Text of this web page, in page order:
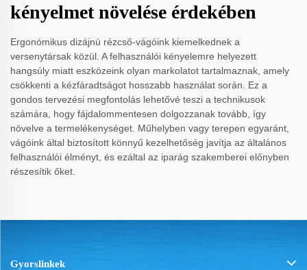
kényelmet növelése érdekében
Ergonómikus dizájnú rézcső-vágóink kiemelkednek a
versenytársak közül. A felhasználói kényelemre helyezett
hangsúly miatt eszközeink olyan markolatot tartalmaznak, amely
csökkenti a kézfáradtságot hosszabb használat során. Ez a
gondos tervezési megfontolás lehetővé teszi a technikusok
számára, hogy fájdalommentesen dolgozzanak tovább, így
növelve a termelékenységet. Műhelyben vagy terepen egyaránt,
vágóink által biztosított könnyű kezelhetőség javítja az általános
felhasználói élményt, és ezáltal az iparág szakemberei előnyben
részesítik őket.
Gyorslinkek